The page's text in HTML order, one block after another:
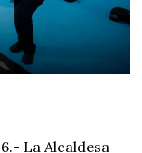
La Alcaldesa